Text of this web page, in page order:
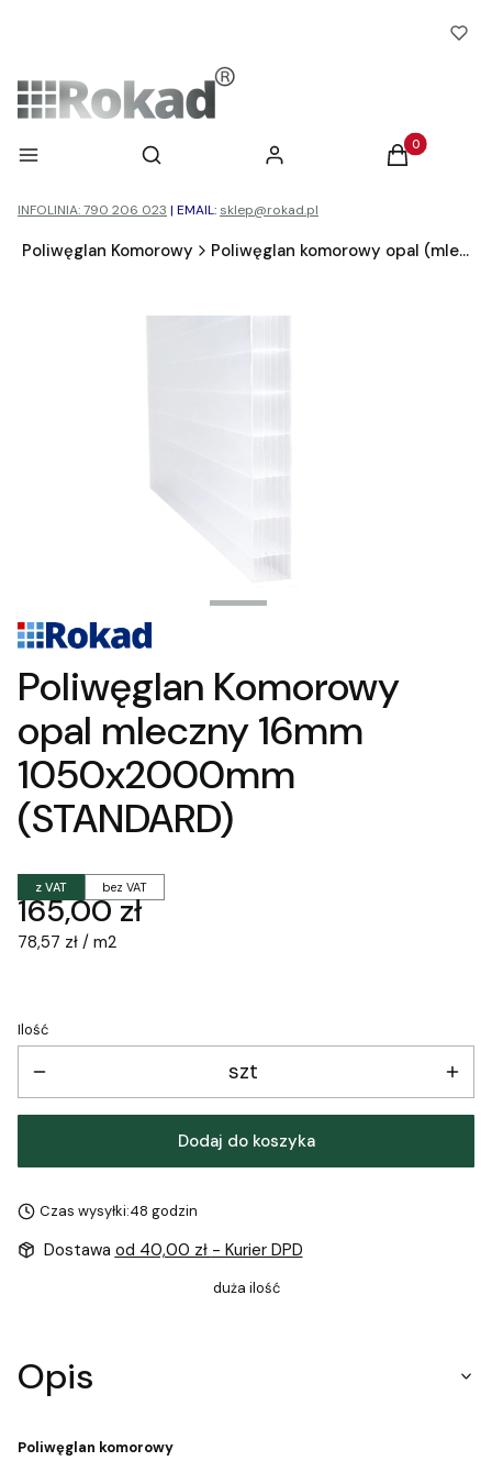
Menu Otwórz wyszukiwarkę
Szukaj Zaloguj się Produkty w
Koszyk
INFOLINIA: 790 206 023 | EMAIL: sklep@rokad.pl
Poliwęglan Komorowy Poliwęglan komorowy opal (mleczny)
Poliwęglan Komorowy
opal mleczny 16mm
1050x2000mm
(STANDARD)
z VAT bez VAT
Cena
165,00 zł
78,57 zł / m2
Ilość
szt
Dodaj do koszyka
Czas wysyłki:48 godzin
Dostawa od 40,00 zł - Kurier DPD
duża ilość
Opis
Poliwęglan komorowy